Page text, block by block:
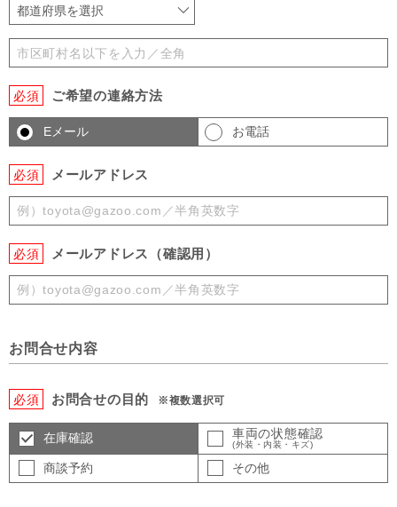
都道府県を選択
必須 ご希望の連絡方法
Eメール お電話
必須 メールアドレス
必須 メールアドレス（確認用）
お問合せ内容
必須 お問合せの目的 ※複数選択可
在庫確認 車両の状態確認
(外装・内装・キズ)
商談予約 その他